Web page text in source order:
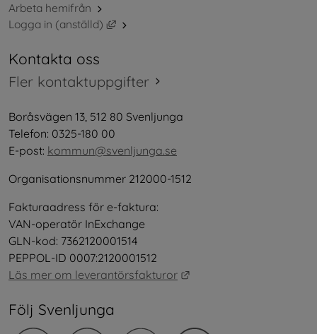
Arbeta hemifrån
Logga in (anställd)
Länk till annan webbplats, öppnas i nytt
Kontakta oss
Fler kontaktuppgifter
Boråsvägen 13, 512 80 Svenljunga
Telefon: 0325-180 00
E-post: kommun@svenljunga.se
Organisationsnummer 212000-1512
Fakturaadress för e-faktura:
VAN-operatör InExchange
GLN-kod: 7362120001514
PEPPOL-ID 0007:2120001512
Läs mer om leverantörsfakturor
Följ Svenljunga